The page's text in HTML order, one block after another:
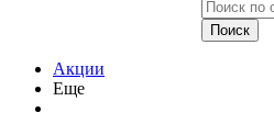
Акции
Еще